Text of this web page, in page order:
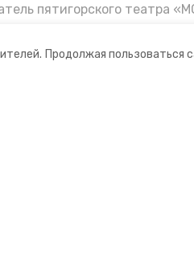
Продолжая пользоваться
пятигорского театра
выпустил восемь
Пятигорска».